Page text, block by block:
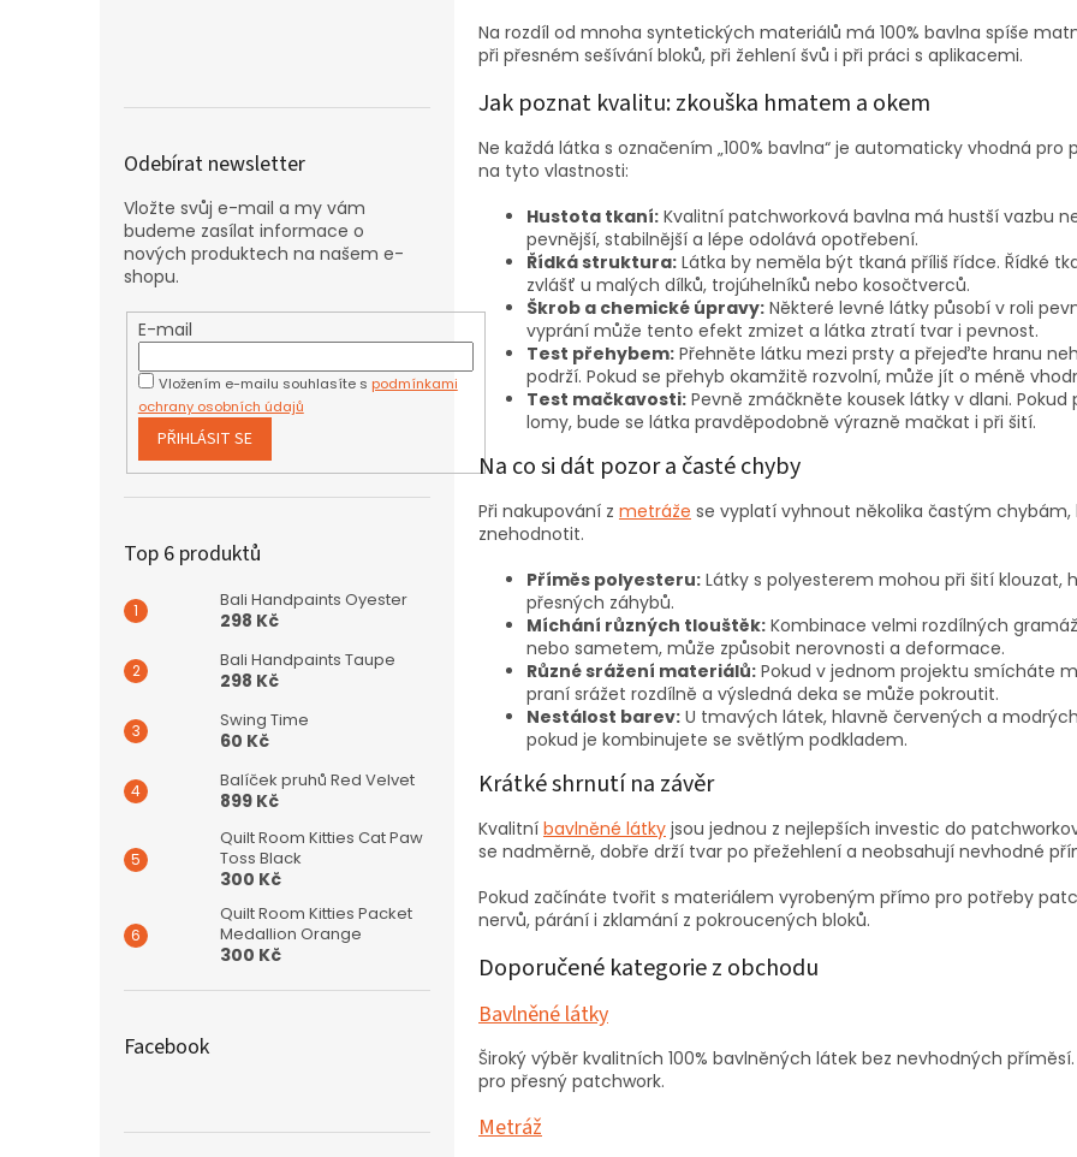
Odebírat newsletter
Vložte svůj e-mail a my vám
budeme zasílat informace o
nových produktech na našem e-
shopu.
E-mail
Vložením e-mailu souhlasíte s podmínkami
ochrany osobních údajů
PŘIHLÁSIT SE
Top 6 produktů
Bali Handpaints Oyester
298 Kč
Bali Handpaints Taupe
298 Kč
Swing Time
60 Kč
Balíček pruhů Red Velvet
899 Kč
Quilt Room Kitties Cat Paw
Toss Black
300 Kč
Quilt Room Kitties Packet
Medallion Orange
300 Kč
Facebook
Na rozdíl od mnoha syntetických materiálů má 100% bavlna spíše
při přesném sešívání bloků, při žehlení švů i při práci s aplikacemi.
Jak poznat kvalitu: zkouška hmatem a okem
Ne každá látka s označením „100% bavlna“ je automaticky vhodná
na tyto vlastnosti:
Hustota tkaní: Kvalitní patchworková bavlna má hustší vazbu
pevnější, stabilnější a lépe odolává opotřebení.
Řídká struktura: Látka by neměla být tkaná příliš řídce. Řídké
zvlášť u malých dílků, trojúhelníků nebo kosočtverců.
Škrob a chemické úpravy: Některé levné látky působí v roli
vyprání může tento efekt zmizet a látka ztratí tvar i pevnost.
Test přehybem: Přehněte látku mezi prsty a přejeďte hranu
podrží. Pokud se přehyb okamžitě rozvolní, může jít o méně
Test mačkavosti: Pevně zmáčkněte kousek látky v dlani.
lomy, bude se látka pravděpodobně výrazně mačkat i při šití.
Na co si dát pozor a časté chyby
Při nakupování z metráže se vyplatí vyhnout několika častým
znehodnotit.
Příměs polyesteru: Látky s polyesterem mohou při šití klouzat,
přesných záhybů.
Míchání různých tlouštěk: Kombinace velmi rozdílných
nebo sametem, může způsobit nerovnosti a deformace.
Různé srážení materiálů: Pokud v jednom projektu smícháte
praní srážet rozdílně a výsledná deka se může pokroutit.
Nestálost barev: U tmavých látek, hlavně červených a
pokud je kombinujete se světlým podkladem.
Krátké shrnutí na závěr
Kvalitní bavlněné látky jsou jednou z nejlepších investic do
se nadměrně, dobře drží tvar po přežehlení a neobsahují nevhodné
Pokud začínáte tvořit s materiálem vyrobeným přímo pro potřeby
nervů, párání i zklamání z pokroucených bloků.
Doporučené kategorie z obchodu
Bavlněné látky
Široký výběr kvalitních 100% bavlněných látek bez nevhodných
pro přesný patchwork.
Metráž